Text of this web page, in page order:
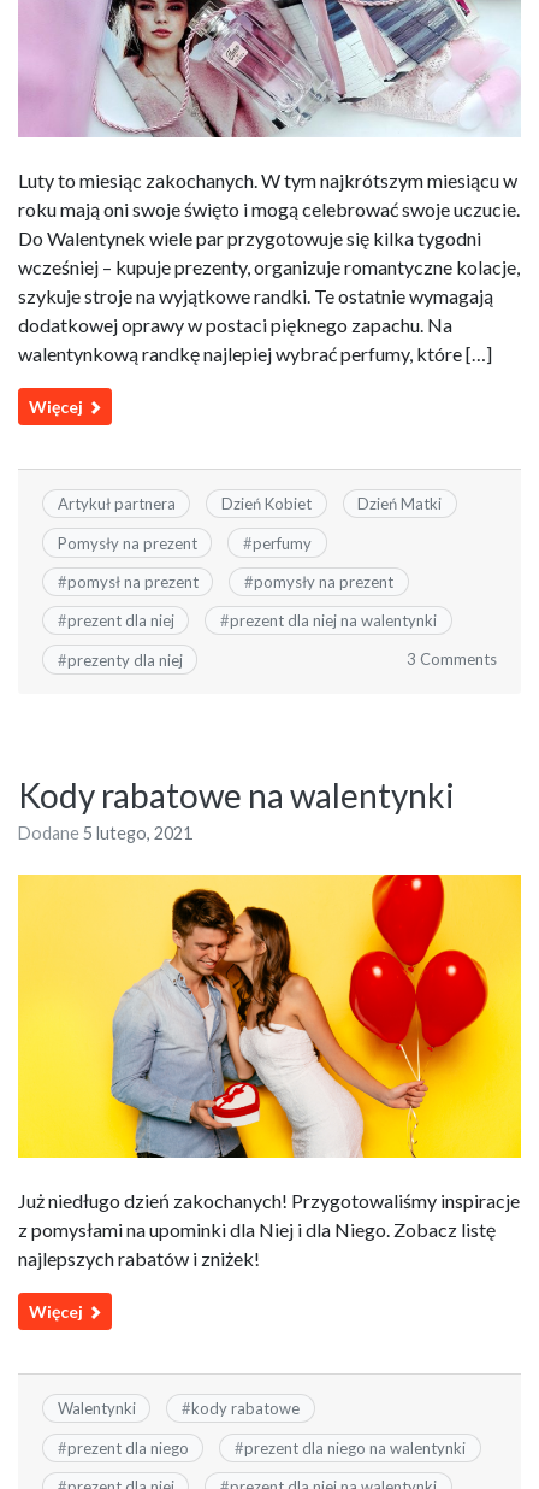
Luty to miesiąc zakochanych. W tym najkrótszym miesiącu w
roku mają oni swoje święto i mogą celebrować swoje uczucie.
Do Walentynek wiele par przygotowuje się kilka tygodni
wcześniej – kupuje prezenty, organizuje romantyczne kolacje,
szykuje stroje na wyjątkowe randki. Te ostatnie wymagają
dodatkowej oprawy w postaci pięknego zapachu. Na
walentynkową randkę najlepiej wybrać perfumy, które […]
Więcej
Artykuł partnera Dzień Kobiet Dzień Matki
Pomysły na prezent #perfumy
#pomysł na prezent #pomysły na prezent
#prezent dla niej #prezent dla niej na walentynki
#prezenty dla niej 3 Comments
Kody rabatowe na walentynki
Dodane5 lutego, 2021
Już niedługo dzień zakochanych! Przygotowaliśmy inspiracje
z pomysłami na upominki dla Niej i dla Niego. Zobacz listę
najlepszych rabatów i zniżek!
Więcej
Walentynki #kody rabatowe
#prezent dla niego #prezent dla niego na walentynki